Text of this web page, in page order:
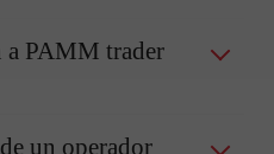
a PAMM trader
un operador